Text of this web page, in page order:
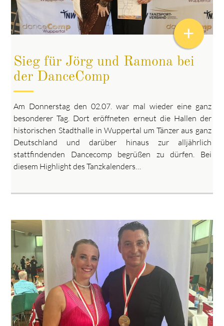
Sieg für Jörg und Ramona bei
der DanceComp
Am Donnerstag den 02.07. war mal wieder eine ganz
besonderer Tag. Dort eröffneten erneut die Hallen der
historischen Stadthalle in Wuppertal um Tänzer aus ganz
Deutschland und darüber hinaus zur alljährlich
stattfindenden Dancecomp begrüßen zu dürfen. Bei
diesem Highlight des Tanzkalenders…
+